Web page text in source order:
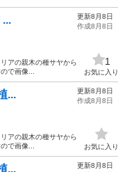
アの親木の種サヤから
で画像...
更新8月8日
作成8月8日
1
お気に入り
...
アの親木の種サヤから
で画像...
更新8月8日
作成8月8日
お気に入り
...
更新8月8日